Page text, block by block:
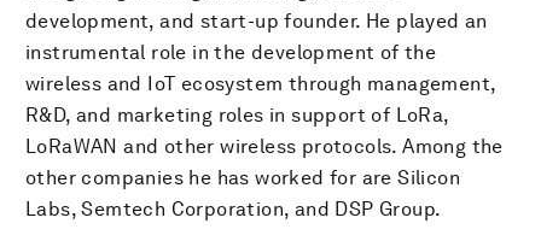
development, and start-up founder. He played an
instrumental role in the development of the
wireless and IoT ecosystem through management,
R&D, and marketing roles in support of LoRa,
LoRaWAN and other wireless protocols. Among the
other companies he has worked for are Silicon
Labs, Semtech Corporation, and DSP Group.